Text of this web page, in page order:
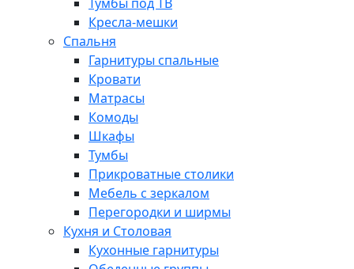
Кресла-мешки
Спальня
Гарнитуры спальные
Кровати
Матрасы
Комоды
Шкафы
Тумбы
Прикроватные столики
Мебель с зеркалом
Перегородки и ширмы
Кухня и Столовая
Кухонные гарнитуры